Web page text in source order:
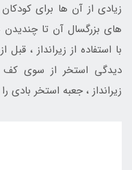
زیادی از آن ها برای
های بزرگسال آن تا چندیدن
با استفاده از زیرانداز ،
دیدگی استخر از سوی
زیرانداز ، جعبه استخر بادی